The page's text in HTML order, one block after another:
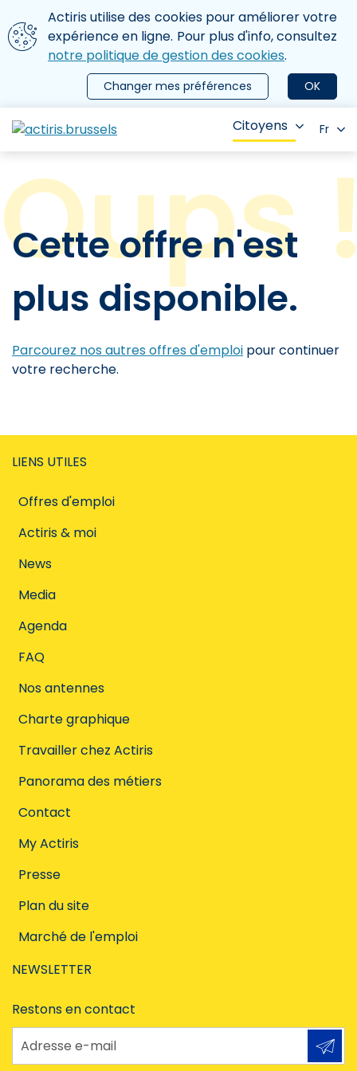
Aller au contenu principal
Nous utilisons des cookies
Actiris utilise des cookies pour améliorer votre
expérience en ligne. Pour plus d'info, consultez
notre politique de gestion des cookies.
OK
Changer mes préférences
le menu
Citoyens Fr
Cette offre n'est
plus disponible.
Parcourez nos autres offres d'emploi pour continuer
votre recherche.
LIENS UTILES
Offres d'emploi
Actiris & moi
News
Media
Agenda
FAQ
Nos antennes
Charte graphique
Travailler chez Actiris
Panorama des métiers
Contact
My Actiris
Presse
Plan du site
Marché de l'emploi
NEWSLETTER
Restons en contact
Adresse e-mail